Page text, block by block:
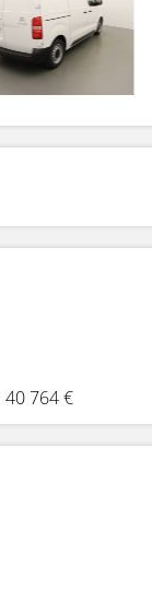
40 764 €